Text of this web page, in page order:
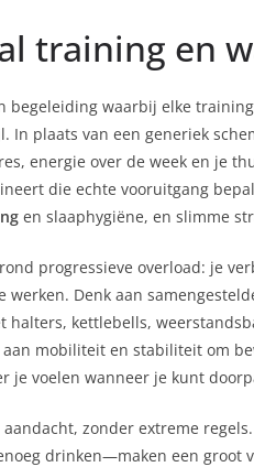
training en
begeleiding waarbij elke
In plaats van een generiek
energie over de week en je
die echte vooruitgang
en slaaphygiëne, en slimme
progressieve overload: je
Denk aan
kettlebells,
mobiliteit en stabiliteit om
je voelen wanneer je kunt
zonder extreme
drinken—maken een groot